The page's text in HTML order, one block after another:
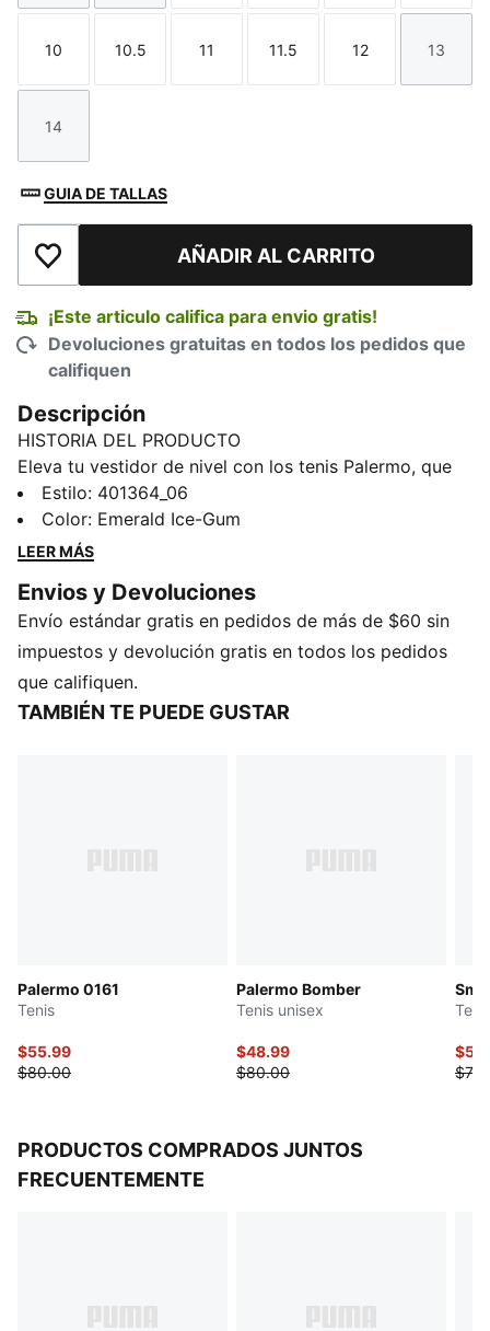
Talla
10
Talla
10.5
Talla
11
Talla
11.5
Talla
12
Talla
13
Talla
14
GUIA DE TALLAS
Añadir a la lista de deseosAÑADIR AL CARRITO
¡Este articulo califica para envio gratis!
Devoluciones gratuitas en todos los pedidos que
califiquen
Descripción
HISTORIA DEL PRODUCTO
Eleva tu vestidor de nivel con los tenis Palermo, que
se convirtieron rápidamente en un clásico de las
tribunas de los estadios de fútbol. Con una parte
superior de textil, Formstrip PUMA en cuero de grano
unisex combina el encanto retro con una onda
moderna. Perfectos para hacer una declaración de
estilo vayas donde vayas.
DETALLES
Cubierta textil
Estilo: 401364_06
Color: Emerald Ice-Gum
LEER MÁS
Envios y Devoluciones
Envío estándar gratis en pedidos de más de $60 sin
impuestos y devolución gratis en todos los pedidos
que califiquen.
TAMBIÉN TE PUEDE GUSTAR
Palermo 0161
Tenis
$55.99
$80.00
Palermo Bomber
Tenis unisex
$48.99
$80.00
PRODUCTOS COMPRADOS JUNTOS
FRECUENTEMENTE